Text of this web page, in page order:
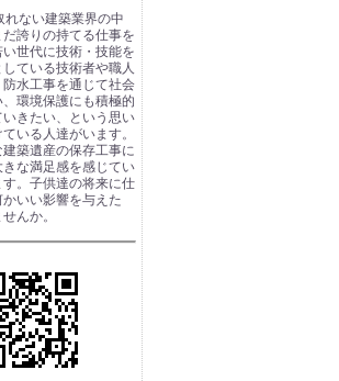
れない建築業界の中
誇りの持てる仕事を
世代に技術・技能を
ている技術者や職人
水工事を通じて社会
環境保護にも積極的
いきたい、という思い
いる人達がいます。
建築遺産の保存工事に
な満足感を感じてい
す。子供達の将来に仕
いい影響を与えた
んか。